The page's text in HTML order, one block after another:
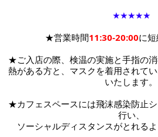
★★★★★
★営業時間11:30-20:00に短
★ご入店の際、検温の実施と手指の消
熱がある方と、マスクを着用されて
いたします。
★カフェスペースには飛沫感染防止
行い、
ソーシャルディスタンスがとれる